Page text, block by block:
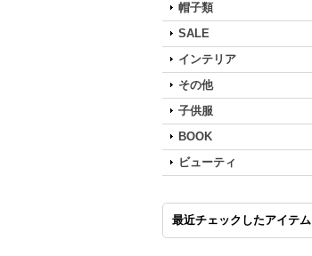
帽子類
SALE
インテリア
その他
子供服
BOOK
ビューティ
最近チェックしたアイテム